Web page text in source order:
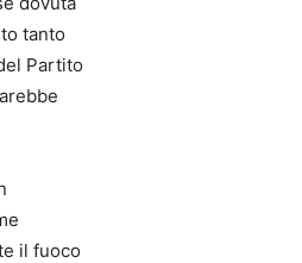
tanto
Partito
il fuoco